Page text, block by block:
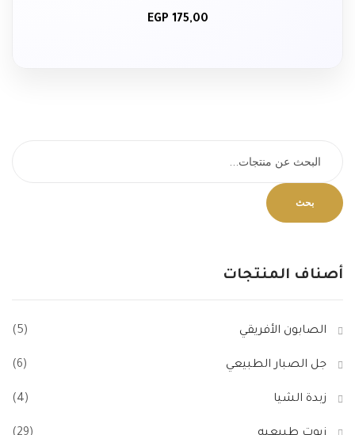
EGP 175,00
بحث
أصناف المنتجات
الصابون الأفريقي (5)
جل الصبار الطبيعي (6)
زبدة الشيا (4)